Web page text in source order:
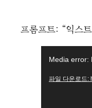
프롬프트: “익스
상
Media error:
파일 다운로드: